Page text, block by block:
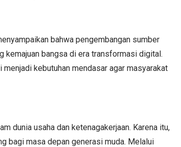
bahwa pengembangan sumber
kemajuan bangsa di era transformasi digital.
kebutuhan mendasar agar masyarakat
dunia usaha dan ketenagakerjaan. Karena itu,
bagi masa depan generasi muda. Melalui